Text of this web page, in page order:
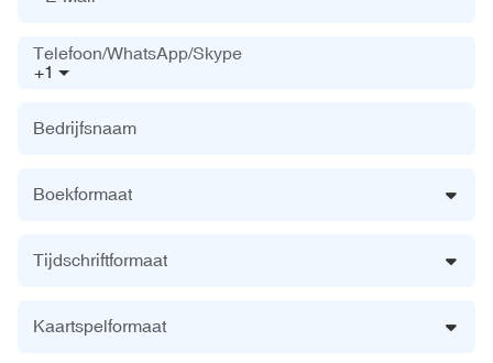
+1
Telefoon/WhatsApp/Skype
Bedrijfsnaam
Boekformaat
Tijdschriftformaat
Kaartspelformaat